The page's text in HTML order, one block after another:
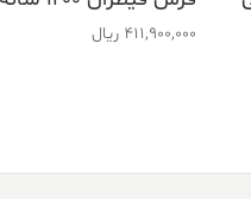
411,900,000 ریال